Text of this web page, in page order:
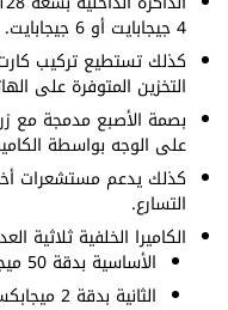
4 جيجابايت أو 6 جيجابايت.
كذلك تستطيع تركيب
التخزين المتوفرة على
بصمة الأصبع مدمجة مع
على الوجه بواسطة
كذلك يدعم مستشعرات
التسارع.
الكاميرا الخلفية ثلاثية
الأساسية بدقة 50 ميجابكسل تدعم التركيز التلقائي.
الثانية بدقة 2 ميجابكسل للعزل وتحديد العمق.